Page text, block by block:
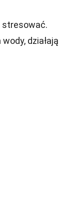
stresować.
działają